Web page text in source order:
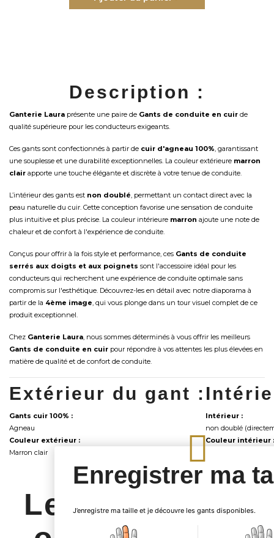
Description :
Ganterie Laura présente une paire de Gants de conduite en cuir de
qualité supérieure pour les conducteurs exigeants.
Ces gants sont confectionnés à partir de cuir d'agneau 100%, garantissant
une souplesse et une durabilité exceptionnelles. La couleur extérieure marron
clair apporte une touche élégante et discrète à votre tenue de conduite.
L’intérieur des gants est non doublé, permettant un contact direct avec la
peau naturelle du cuir. Cette conception favorise une sensation de conduite
plus intuitive et plus précise. La couleur intérieure marron ajoute une note de
chaleur et de confort à l'expérience de conduite.
Conçus pour offrir à la fois style et performance, ces Gants de conduite
serrés aux doigts et aux poignets sont l'accessoire idéal pour les
conducteurs qui recherchent une expérience de conduite optimale sans
compromis sur l'esthétique. Découvrez-les en détail avec notre diaporama à
partir de la 4ème image, qui vous plonge dans un tour visuel complet de ce
produit exceptionnel.
Chez Ganterie Laura, nous sommes déterminés à vous offrir les meilleurs
Gants de conduite en cuir pour répondre à vos attentes les plus élevées en
matière de qualité et de confort de conduite.
Extérieur du gant :
Gants cuir 100% :
Agneau
Couleur extérieur :
Marron clair
Intérieur :
non doublé
Couleur intérieur :
Les clients qui
Enregistrer ma
J’enregistre ma taille et je découvre les gants disponibles.